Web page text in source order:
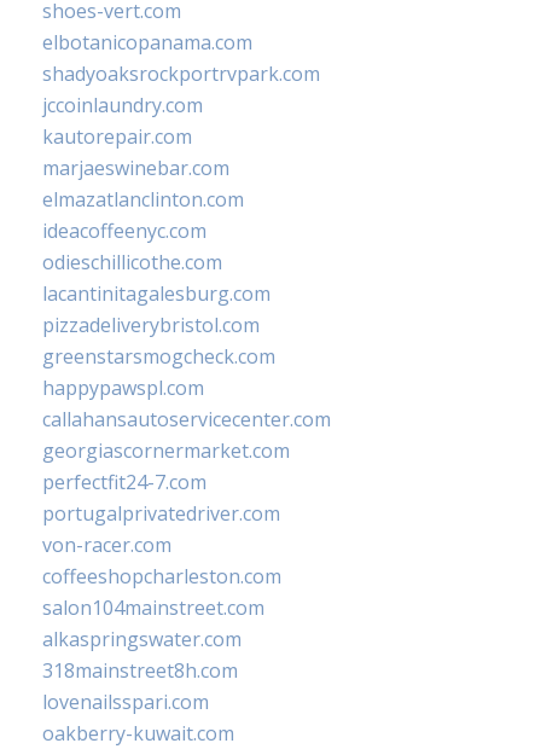
shoes-vert.com
elbotanicopanama.com
shadyoaksrockportrvpark.com
jccoinlaundry.com
kautorepair.com
marjaeswinebar.com
elmazatlanclinton.com
ideacoffeenyc.com
odieschillicothe.com
lacantinitagalesburg.com
pizzadeliverybristol.com
greenstarsmogcheck.com
happypawspl.com
callahansautoservicecenter.com
georgiascornermarket.com
perfectfit24-7.com
portugalprivatedriver.com
von-racer.com
coffeeshopcharleston.com
salon104mainstreet.com
alkaspringswater.com
318mainstreet8h.com
lovenailsspari.com
oakberry-kuwait.com